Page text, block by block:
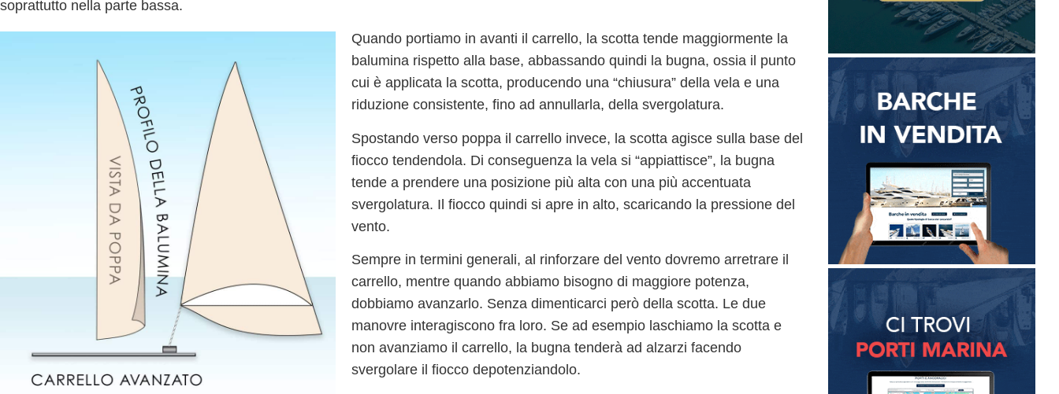
soprattutto nella parte bassa.
Quando portiamo in avanti il carrello, la scotta tende maggiormente la
balumina rispetto alla base, abbassando quindi la bugna, ossia il punto
cui è applicata la scotta, producendo una “chiusura” della vela e una
riduzione consistente, fino ad annullarla, della svergolatura.
Spostando verso poppa il carrello invece, la scotta agisce sulla base del
fiocco tendendola. Di conseguenza la vela si “appiattisce”, la bugna
tende a prendere una posizione più alta con una più accentuata
svergolatura. Il fiocco quindi si apre in alto, scaricando la pressione del
vento.
Sempre in termini generali, al rinforzare del vento dovremo arretrare il
carrello, mentre quando abbiamo bisogno di maggiore potenza,
dobbiamo avanzarlo. Senza dimenticarci però della scotta. Le due
manovre interagiscono fra loro. Se ad esempio laschiamo la scotta e
non avanziamo il carrello, la bugna tenderà ad alzarzi facendo
svergolare il fiocco depotenziandolo.